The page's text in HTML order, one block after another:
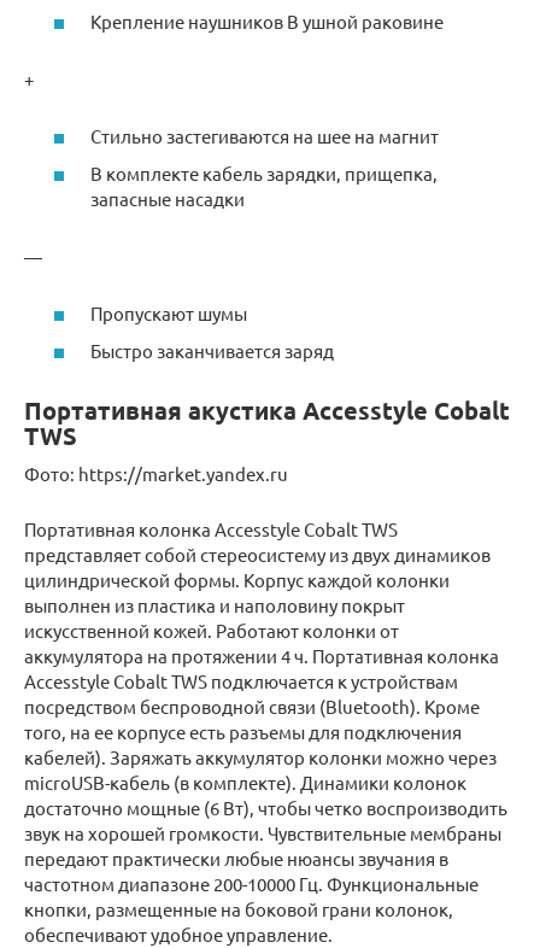
Крепление наушников В ушной раковине
+
Стильно застегиваются на шее на магнит
В комплекте кабель зарядки, прищепка,
запасные насадки
—
Пропускают шумы
Быстро заканчивается заряд
Портативная акустика Accesstyle Cobalt
TWS
Фото: https://market.yandex.ru
Портативная колонка Accesstyle Cobalt TWS
представляет собой стереосистему из двух динамиков
цилиндрической формы. Корпус каждой колонки
выполнен из пластика и наполовину покрыт
искусственной кожей. Работают колонки от
аккумулятора на протяжении 4 ч. Портативная колонка
Accesstyle Cobalt TWS подключается к устройствам
посредством беспроводной связи (Bluetooth). Кроме
того, на ее корпусе есть разъемы для подключения
кабелей). Заряжать аккумулятор колонки можно через
microUSB-кабель (в комплекте). Динамики колонок
достаточно мощные (6 Вт), чтобы четко воспроизводить
звук на хорошей громкости. Чувствительные мембраны
передают практически любые нюансы звучания в
частотном диапазоне 200-10000 Гц. Функциональные
кнопки, размещенные на боковой грани колонок,
обеспечивают удобное управление.